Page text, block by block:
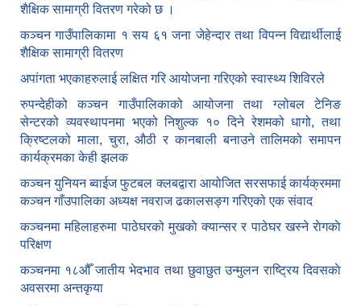
शैक्षिक सामाग्री वितरण गरेको छ ।
कञ्चन गाउँपालिकामा १ सय ६१ जना जेहेन्दार तथा विपन्न विद्यार्थीलाई
शैक्षिक सामाग्री वितरण
अपांगता भएकाहरुलाई लक्षित गरि आयोजना गरिएको स्वास्थ्य शिविरले
रुपन्देहीको कञ्चन गाउँपालिकाको आयोजना तथा ग्लोबल टेनिङ
सेन्टरको व्यवस्थापनमा भएको निशुल्क १० दिने रेशमको धागो, तथा
क्रिष्टलको माला, चुरा, औठी र कानबाली बनाउने तालिमको समापन
कार्यक्रमका केही झलक
कञ्चन युनियन ब्वाईज फुटबल क्लबद्वारा आयोजित सरसफाई कार्यक्रममा
कञ्चन गाँउपालिका अध्यक्ष नवराज ढकालसङ्ग गरिएको एक संवाद
कञ्‍चनमा महिलाहरुमा पाठेघरको मुखकाे क्यान्सर र पाठेघर खस्‍ने राेगकाे
परिक्षण
कञ्‍चनमा १८औँ जातीय भेदभाव तथा छुवाछुत उन्मुलन राष्ट्रिय दिवसकाे
अवसरमा अन्तकृया